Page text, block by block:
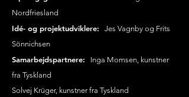
Nordfriesland
Idé- og projektudviklere: Jes Vagnby og Frits
Sönnichsen
Samarbejdspartnere:
Inga Momsen, kunstner
fra Tyskland
Solvej Krüger, kunstner fra Tyskland